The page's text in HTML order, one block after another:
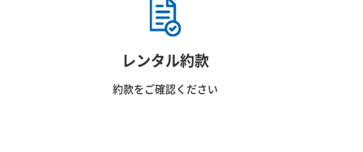
レンタル約款
約款をご確認ください